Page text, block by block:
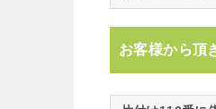
お客様から頂